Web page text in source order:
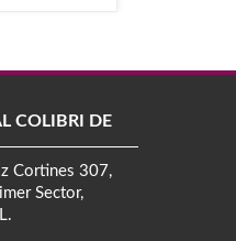
COLIBRÍ DE
Cortines 307,
Sector,